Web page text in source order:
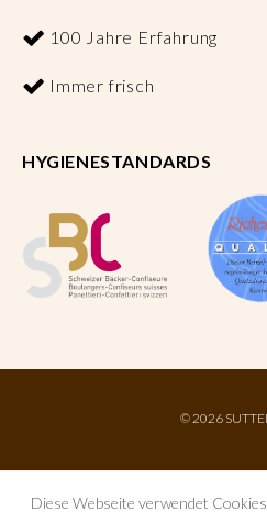
100 Jahre Erfahrung
Immer frisch
HYGIENESTANDARDS
©2026
Diese Webseite verwendet